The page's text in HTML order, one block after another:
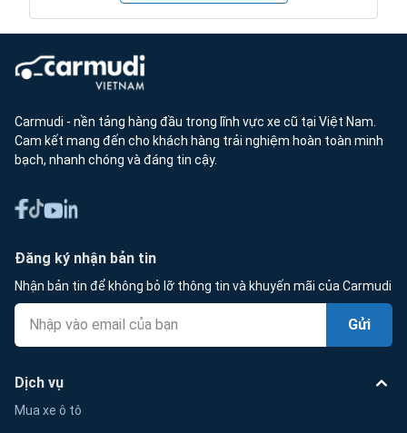
Carmudi - nền tảng hàng đầu trong lĩnh vực xe cũ tại Việt Nam.
Cam kết mang đến cho khách hàng trải nghiệm hoàn toàn minh
bạch, nhanh chóng và đáng tin cậy.
Đăng ký nhận bản tin
Nhận bản tin để không bỏ lỡ thông tin và khuyến mãi của Carmudi
Gửi
Dịch vụ
Mua xe ô tô